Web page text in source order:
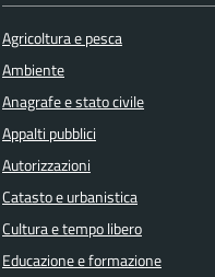
Agricoltura e pesca
Ambiente
Anagrafe e stato civile
Appalti pubblici
Autorizzazioni
Catasto e urbanistica
Cultura e tempo libero
Educazione e formazione